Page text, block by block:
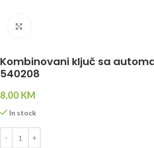
Kombinovani ključ sa
540208
8,00 KM
In stock